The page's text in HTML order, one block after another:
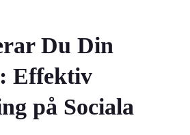
Du Din
Effektiv
på Sociala